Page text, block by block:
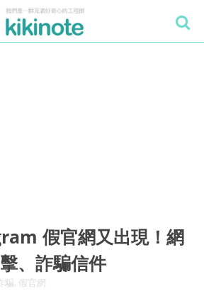
假官網又出現！網
、詐騙信件
騙, 假官網